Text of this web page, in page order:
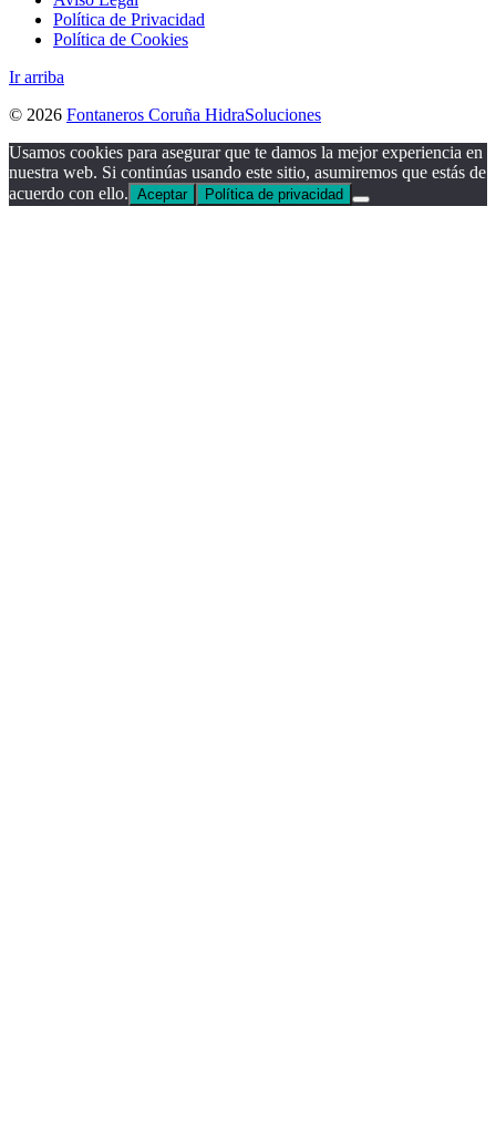
Política de Privacidad
Política de Cookies
Ir arriba
© 2026 Fontaneros Coruña HidraSoluciones
Usamos cookies para asegurar que te damos la mejor experiencia en
nuestra web. Si continúas usando este sitio, asumiremos que estás de
acuerdo con ello. Aceptar Política de privacidad